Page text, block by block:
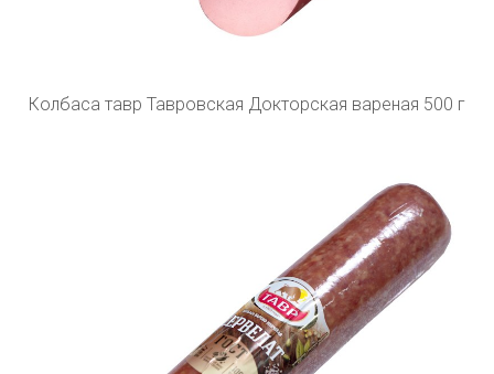
Колбаса тавр Тавровская Докторская вареная 500 г